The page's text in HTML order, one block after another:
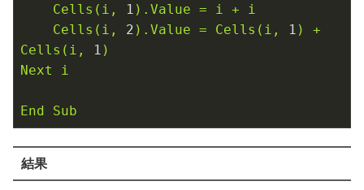
Cells(i,
1 ).Value = i +
i
Cells(i,
2 ).Value = Cells(i, 1 )
+
Cells(i,
1 )
Next
i
End Sub
結果